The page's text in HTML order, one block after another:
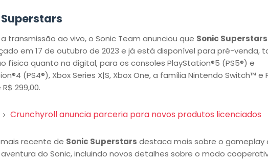
transmissão ao vivo, o Sonic Team anunciou que Sonic Superstars
em 17 de outubro de 2023 e já está disponível para pré-venda,
física quanto na digital, para os consoles PlayStation®5 (PS5®) e
(PS4®), Xbox Series X|S, Xbox One, a família Nintendo Switch™ e
299,00.
Crunchyroll anuncia parceria para novos produtos licenciados
recente de Sonic Superstars destaca mais sobre o gameplay
do Sonic, incluindo novos detalhes sobre o modo